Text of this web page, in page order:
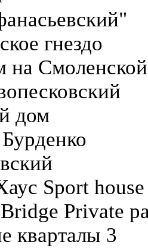
гнездо
дом
Sport house
Private
кварталы 3